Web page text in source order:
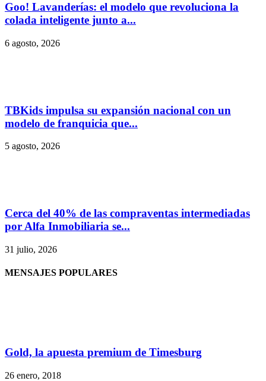
Goo! Lavanderías: el modelo que revoluciona la
colada inteligente junto a...
6 agosto, 2026
TBKids impulsa su expansión nacional con un
modelo de franquicia que...
5 agosto, 2026
Cerca del 40% de las compraventas intermediadas
por Alfa Inmobiliaria se...
31 julio, 2026
MENSAJES POPULARES
Gold, la apuesta premium de Timesburg
26 enero, 2018